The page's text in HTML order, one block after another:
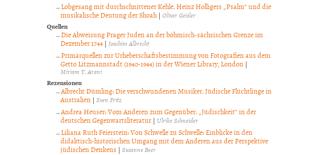
Lobgesang mit durchschnittener Kehle. Heinz Holligers „Psalm“ und die
musikalische Deutung der Shoah| Oliver Geisler
Quellen
Die Abweisung Prager Juden an der böhmisch-sächsischen Grenze im
Dezember 1744| Joachim Albrecht
Primärquellen zur Urheberschaftsbestimmung von Fotografien aus dem
Getto Litzmannstadt (1940-1944) in der Wiener Library, London|
Miriam Y. Arani
Rezensionen
Albrecht Dümling: Die verschwundenen Musiker. Jüdische Flüchtlinge in
Australien| Sven Fritz
Andrea Heuser: Vom Anderen zum Gegenüber. „Jüdischkeit“ in der
deutschen Gegenwartsliteratur| Ulrike Schneider
Liliana Ruth Feierstein: Von Schwelle zu Schwelle: Einblicke in den
didaktisch-historischen Umgang mit dem Anderen aus der Perspektive
jüdischen Denkens | Susanne Beer